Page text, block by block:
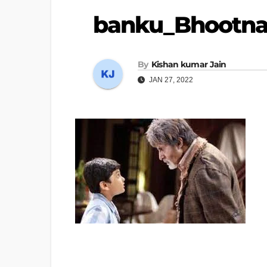
By Kishan kumar Jain
JAN 27, 2022